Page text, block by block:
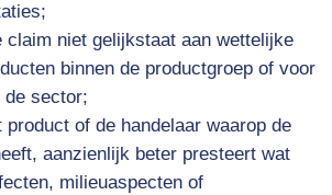
claim niet gelijkstaat aan wettelijke
binnen de productgroep of voor
de sector;
product of de handelaar waarop de
aanzienlijk beter presteert wat
milieuaspecten of